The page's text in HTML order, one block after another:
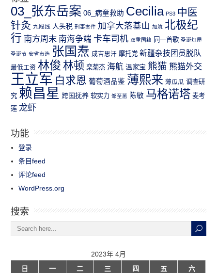
03_张东岳案 06_病童救助 Cecilia PS3 中医
针灸 九段线 人头税 刑事案件 加拿大落基山 加航 北极纪
行 南方周末 南海争端 卡车司机 双重国籍 同一首歌 圣诞灯屋
圣诞节 安省市选 张国焘 成吉思汗 摩托党 新疆杂技团员脱队
最低工资 林俊 林顿 栾菊杰 海航 温家宝 熊猫 熊猫外交
王立军 白求恩 葡萄酒品鉴 薄熙来 薄瓜瓜 调查研
究 赖昌星 跨国抚养 软实力 邹至蕙 陈敏 马格诺塔 麦考
莲 龙虾
功能
登录
条目feed
评论feed
WordPress.org
搜索
2023年 4月
日
一 二 三 四 五 六